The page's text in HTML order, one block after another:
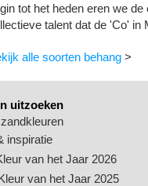
tot het heden eren we
talent dat de 'Co' in
alle soorten behang >
uitzoeken
inspiratie
van het Jaar 2026
van het Jaar 2025